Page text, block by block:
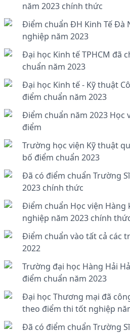
năm 2023 chính thức
Điểm chuẩn ĐH Kinh Tế Đà
nghiệp năm 2023
Đại học Kinh tế TPHCM đã
chuẩn năm 2023
Đại học Kinh tế - Kỹ thuật
điểm chuẩn năm 2023
Điểm chuẩn năm 2023 Học
điểm
Trường học viện Kỹ thuật
bố điểm chuẩn 2023
Đã có điểm chuẩn Trường
2023 chính thức
Điểm chuẩn Học viện
nghiệp năm 2023 chính
Điểm chuẩn vào tất cả các
2022
Trường đại học Hàng Hải
điểm chuẩn năm 2023
Đại học Thương mại đã
theo điểm thi tốt nghiệp
Đã có điểm chuẩn Trường